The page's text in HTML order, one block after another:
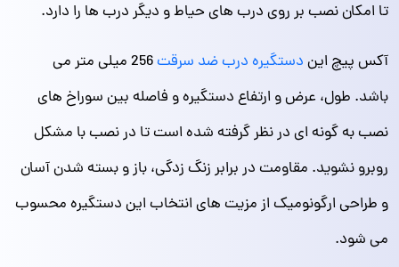
تا امکان نصب بر روی درب های حیاط و دیگر درب ها را دارد.
آکس پیچ ایندستگیره درب ضد سرقت
256 میلی متر می
باشد. طول، عرض و ارتفاع دستگیره و فاصله بین سوراخ‌ های
نصب به گونه ای در نظر گرفته شده است تا در نصب با مشکل
روبرو نشوید. مقاومت در برابر زنگ‌ زدگی، باز و بسته شدن آسان
و طراحی ارگونومیک از مزیت های انتخاب این دستگیره محسوب
می شود.